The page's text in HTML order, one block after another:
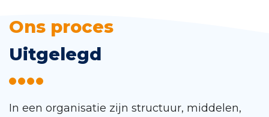
Ons proces
Uitgelegd
In een organisatie zijn structuur, middelen,